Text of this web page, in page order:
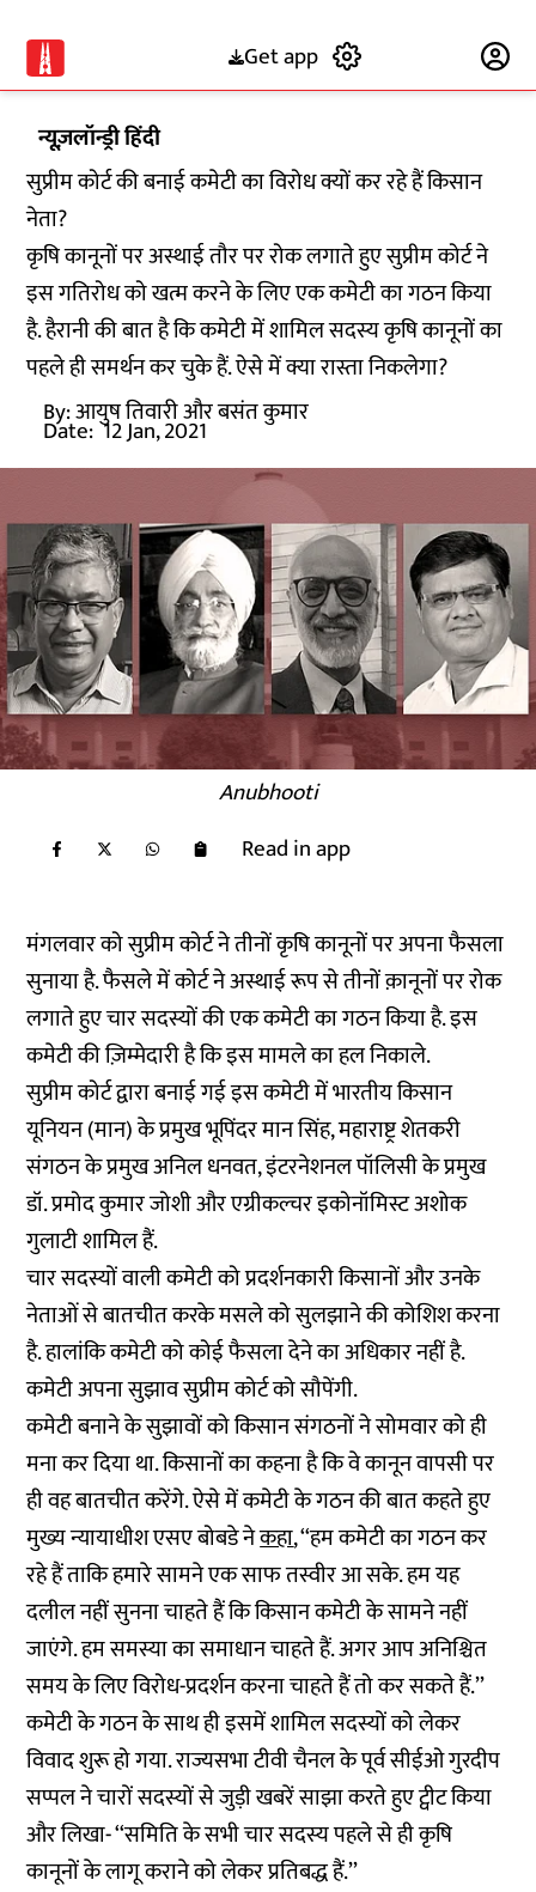
Get app
न्यूज़लॉन्ड्री हिंदी
सुप्रीम कोर्ट की बनाई कमेटी का विरोध क्यों कर रहे हैं किसान
नेता?
कृषि कानूनों पर अस्थाई तौर पर रोक लगाते हुए सुप्रीम कोर्ट ने
इस गतिरोध को खत्म करने के लिए एक कमेटी का गठन किया
है. हैरानी की बात है कि कमेटी में शामिल सदस्य कृषि कानूनों का
पहले ही समर्थन कर चुके हैं. ऐसे में क्या रास्ता निकलेगा?
By:आयुष तिवारी और बसंत कुमार
Date: 12 Jan, 2021
Anubhooti
Read in app
मंगलवार को सुप्रीम कोर्ट ने तीनों कृषि कानूनों पर अपना फैसला
सुनाया है. फैसले में कोर्ट ने अस्थाई रूप से तीनों क़ानूनों पर रोक
लगाते हुए चार सदस्यों की एक कमेटी का गठन किया है. इस
कमेटी की ज़िम्मेदारी है कि इस मामले का हल निकाले.
सुप्रीम कोर्ट द्वारा बनाई गई इस कमेटी में भारतीय किसान
यूनियन (मान) के प्रमुख भूपिंदर मान सिंह, महाराष्ट्र शेतकरी
संगठन के प्रमुख अनिल धनवत, इंटरनेशनल पॉलिसी के प्रमुख
डॉ. प्रमोद कुमार जोशी और एग्रीकल्चर इकोनॉमिस्ट अशोक
गुलाटी शामिल हैं.
चार सदस्यों वाली कमेटी को प्रदर्शनकारी किसानों और उनके
नेताओं से बातचीत करके मसले को सुलझाने की कोशिश करना
है. हालांकि कमेटी को कोई फैसला देने का अधिकार नहीं है.
कमेटी अपना सुझाव सुप्रीम कोर्ट को सौपेंगी.
कमेटी बनाने के सुझावों को किसान संगठनों नेसोमवारको ही
मना कर दिया था. किसानों का कहना है कि वे कानून वापसी पर
ही वह बातचीत करेंगे. ऐसे में कमेटी के गठन की बात कहते हुए
मुख्य न्यायाधीश एसए बोबडे नेकहा, ‘‘हम कमेटी का गठन कर
रहे हैं ताकि हमारे सामने एक साफ तस्वीर आ सके. हम यह
दलील नहीं सुनना चाहते हैं कि किसान कमेटी के सामने नहीं
जाएंगे. हम समस्या का समाधान चाहते हैं. अगर आप अनिश्चित
समय के लिए विरोध-प्रदर्शन करना चाहते हैं तो कर सकते हैं.’’
कमेटी के गठन के साथ ही इसमें शामिल सदस्यों को लेकर
विवाद शुरू हो गया. राज्यसभा टीवी चैनल के पूर्व सीईओ गुरदीप
सप्पल ने चारों सदस्यों से जुड़ी खबरें साझा करते हुए ट्वीट किया
और लिखा- ‘‘समिति के सभी चार सदस्य पहले से ही कृषि
कानूनों के लागू कराने को लेकर प्रतिबद्ध हैं.’’